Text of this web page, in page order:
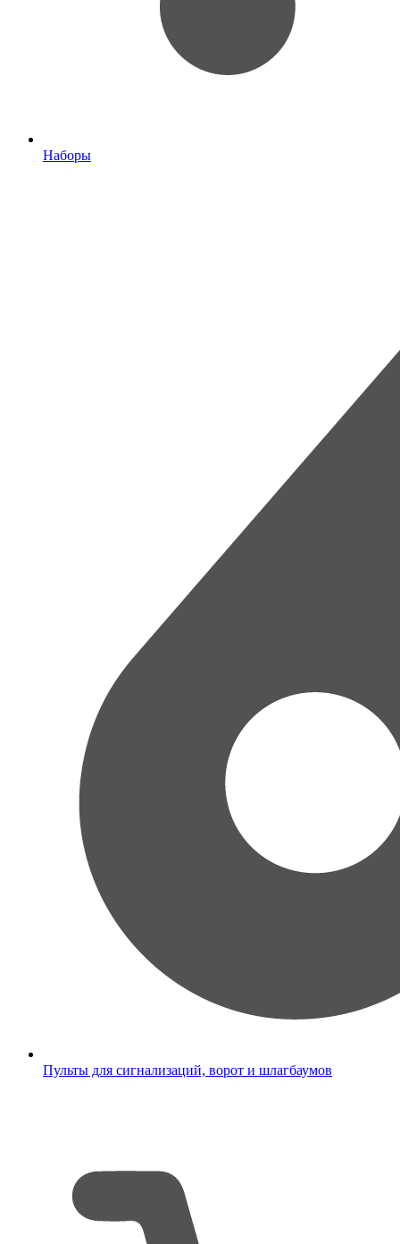
Наборы
Пульты для сигнализаций, ворот и шлагбаумов